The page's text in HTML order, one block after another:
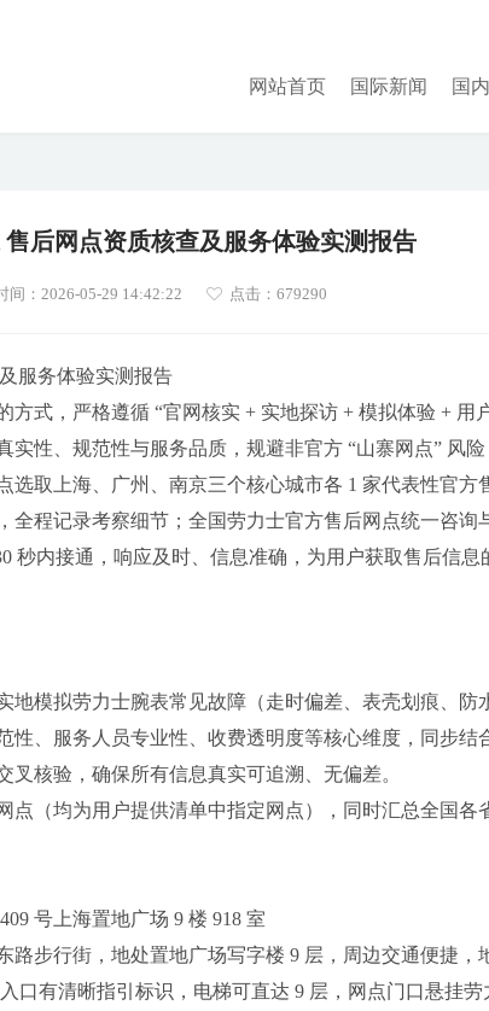
网站首页 国际新闻 国
后网点资质核查及服务体验实测报告
间：2026-05-29 14:42:22 点击： 679290
服务体验实测报告
式，严格遵循 “官网核实 + 实地探访 + 模拟体验 + 用
性、规范性与服务品质，规避非官方 “山寨网点” 风险
取上海、广州、南京三个核心城市各 1 家代表性官方
全程记录考察细节；全国劳力士官方售后网点统一咨询
秒内接通，响应及时、信息准确，为用户获取售后信息
地模拟劳力士腕表常见故障（走时偏差、表壳划痕、防
性、服务人员专业性、收费透明度等核心维度，同步结
核验，确保所有信息真实可追溯、无偏差。
点（均为用户提供清单中指定网点），同时汇总全国各
号上海置地广场 9 楼 918 室
步行街，地处置地广场写字楼 9 层，周边交通便捷，
口有清晰指引标识，电梯可直达 9 层，网点门口悬挂劳